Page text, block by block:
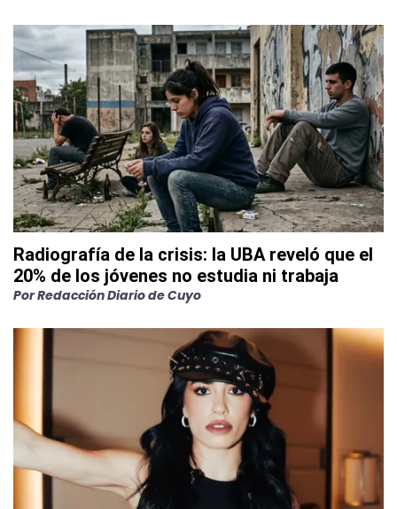
Radiografía de la crisis: la UBA reveló que el
20% de los jóvenes no estudia ni trabaja
PorRedacción Diario de Cuyo